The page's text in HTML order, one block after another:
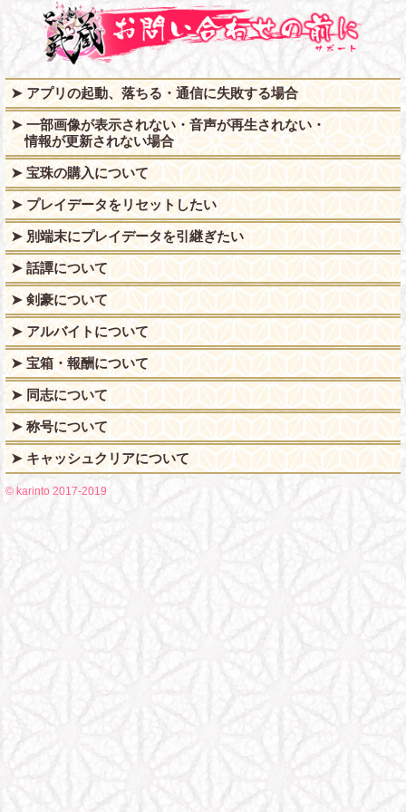
➤ アプリの起動、落ちる・通信に失敗する場合
➤ 一部画像が表示されない・音声が再生されない・
情報が更新されない場合
➤ 宝珠の購入について
➤ プレイデータをリセットしたい
➤ 別端末にプレイデータを引継ぎたい
➤ 話譚について
➤ 剣豪について
➤ アルバイトについて
➤ 宝箱・報酬について
➤ 同志について
➤ 称号について
➤ キャッシュクリアについて
© karinto 2017-2019